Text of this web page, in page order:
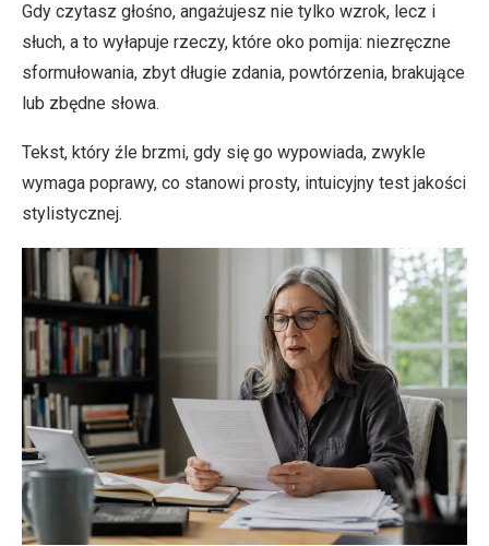
Gdy czytasz głośno, angażujesz nie tylko wzrok, lecz i
słuch, a to wyłapuje rzeczy, które oko pomija: niezręczne
sformułowania, zbyt długie zdania, powtórzenia, brakujące
lub zbędne słowa.
Tekst, który źle brzmi, gdy się go wypowiada, zwykle
wymaga poprawy, co stanowi prosty, intuicyjny test jakości
stylistycznej.